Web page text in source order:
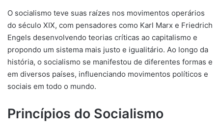
O socialismo teve suas raízes nos movimentos operários
do século XIX, com pensadores como Karl Marx e Friedrich
Engels desenvolvendo teorias críticas ao capitalismo e
propondo um sistema mais justo e igualitário. Ao longo da
história, o socialismo se manifestou de diferentes formas e
em diversos países, influenciando movimentos políticos e
sociais em todo o mundo.
Princípios do Socialismo